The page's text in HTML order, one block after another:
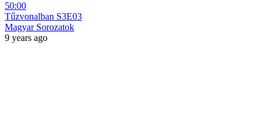
50:00
Tűzvonalban S3E03
Magyar Sorozatok
9 years ago